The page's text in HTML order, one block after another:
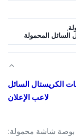
السائل المحمولة
43 بوصة وشاشات الكريستال السائل
لاعب الإعلان
شاشة محمولة: